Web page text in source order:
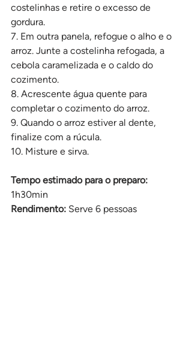
costelinhas e retire o excesso de
gordura.
7. Em outra panela, refogue o alho e o
arroz. Junte a costelinha refogada, a
cebola caramelizada e o caldo do
cozimento.
8. Acrescente água quente para
completar o cozimento do arroz.
9. Quando o arroz estiver al dente,
finalize com a rúcula.
10. Misture e sirva.
Tempo estimado para o preparo:
1h30min
Rendimento: Serve 6 pessoas